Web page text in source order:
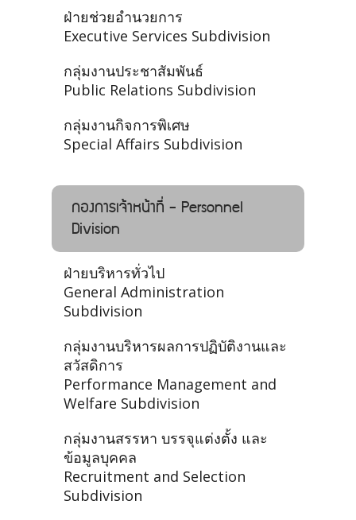
ฝ่ายช่วยอำนวยการ
Executive Services Subdivision
กลุ่มงานประชาสัมพันธ์
Public Relations Subdivision
กลุ่มงานกิจการพิเศษ
Special Affairs Subdivision
กองการเจ้าหน้าที่ - Personnel
Division
ฝ่ายบริหารทั่วไป
General Administration
Subdivision
กลุ่มงานบริหารผลการปฏิบัติงานและ
สวัสดิการ
Performance Management and
Welfare Subdivision
กลุ่มงานสรรหา บรรจุแต่งตั้ง และ
ข้อมูลบุคคล
Recruitment and Selection
Subdivision